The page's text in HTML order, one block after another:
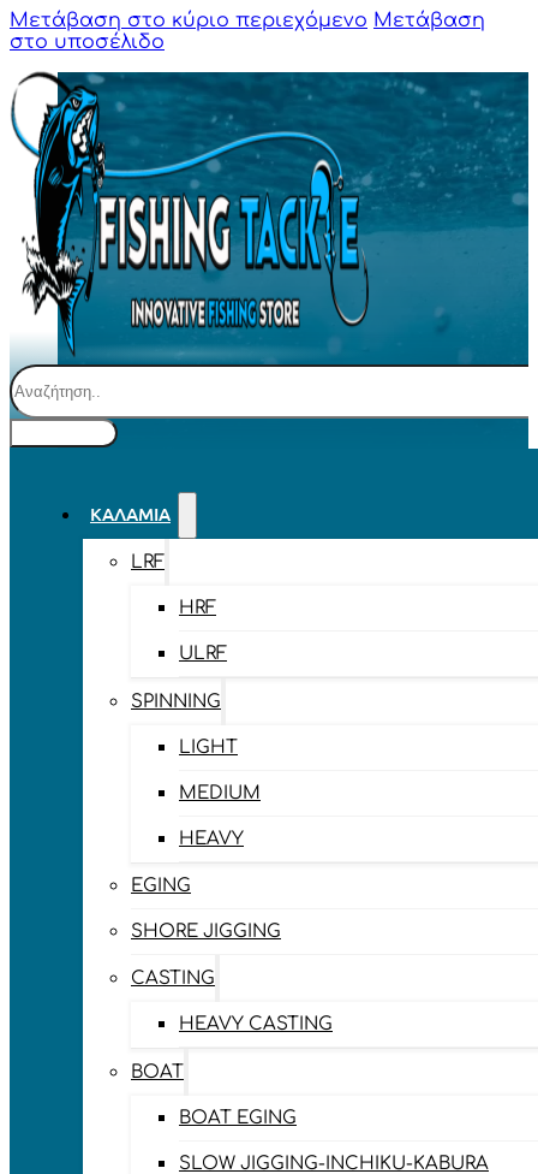
Μετάβαση στο κύριο περιεχόμενο Μετάβαση
στο υποσέλιδο
Αναζήτηση
ΚΑΛΆΜΙΑ
LRF
HRF
ULRF
SPINNING
LIGHT
MEDIUM
HEAVY
EGING
SHORE JIGGING
CASTING
HEAVY CASTING
BOAT
BOAT EGING
SLOW JIGGING-INCHIKU-KABURA